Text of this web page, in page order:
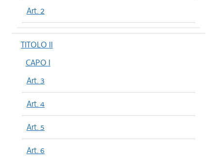
Art. 2
TITOLO II
CAPO I
Art. 3
Art. 4
Art. 5
Art. 6